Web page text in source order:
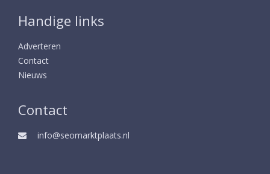
Handige links
Adverteren
Contact
Nieuws
Contact
info@seomarktplaats.nl